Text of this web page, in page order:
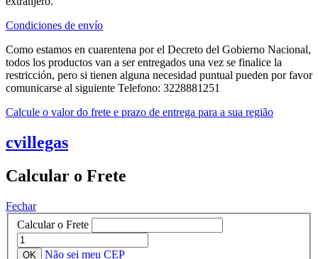
Condiciones de envío
Como estamos en cuarentena por el Decreto del Gobierno Nacional,
todos los productos van a ser entregados una vez se finalice la
restricción, pero si tienen alguna necesidad puntual pueden por favor
comunicarse al siguiente Telefono: 3228881251
Calcule o valor do frete e prazo de entrega para a sua região
cvillegas
Calcular o Frete
Fechar
Calcular o Frete
Não sei meu CEP